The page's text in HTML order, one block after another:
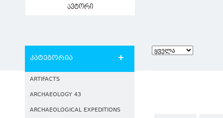
ავტორი
კატეგორია
ARTIFACTS
ARCHAEOLOGY 43
ARCHAEOLOGICAL EXPEDITIONS